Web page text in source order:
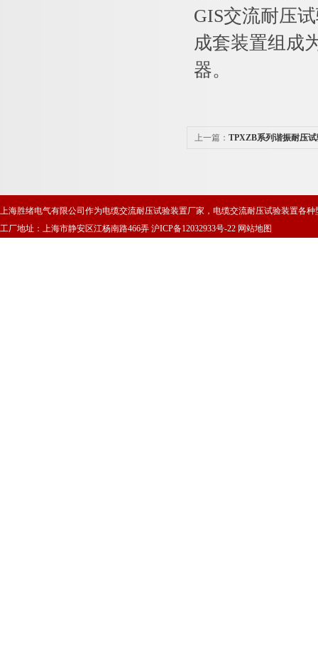
GIS交流耐压
成套装置组成
器。
上一篇： TPXZB系列谐振耐压
上海胜绪电气有限公司作为电缆交流耐压试验装置厂家，电缆交流耐压试验装置各
工厂地址：上海市静安区江杨南路466弄 沪ICP备12032933号-22 网站地图